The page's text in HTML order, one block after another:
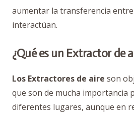
aumentar la transferencia
interactúan.
¿Qué es un Extractor de
Los Extractores de aire son
que son de mucha importancia
diferentes lugares, aunque en